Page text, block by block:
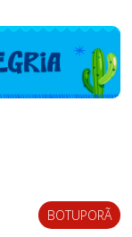
BOTUPORÃ